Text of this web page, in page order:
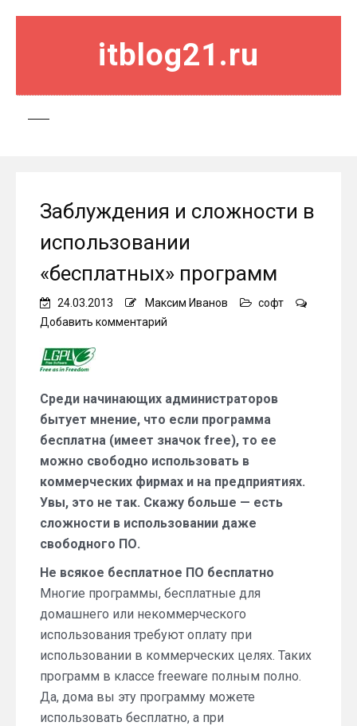
itblog21.ru
Заблуждения и сложности в
использовании
«бесплатных» программ
24.03.2013 Максим Иванов
софт
Добавить комментарий
использовании
«бесплатных»
программ
Среди начинающих администраторов
бытует мнение, что если программа
бесплатна (имеет значок free), то ее
можно свободно использовать в
коммерческих фирмах и на предприятиях.
Увы, это не так. Скажу больше — есть
сложности в использовании даже
свободного ПО.
Не всякое бесплатное ПО бесплатно
Многие программы, бесплатные для
домашнего или некоммерческого
использования требуют оплату при
использовании в коммерческих целях. Таких
программ в классе freeware полным полно.
Да, дома вы эту программу можете
использовать бесплатно, а при